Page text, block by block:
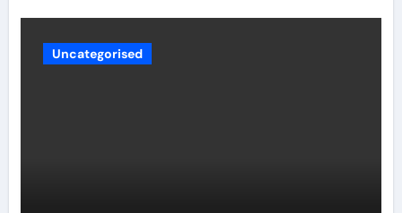
Uncategorised